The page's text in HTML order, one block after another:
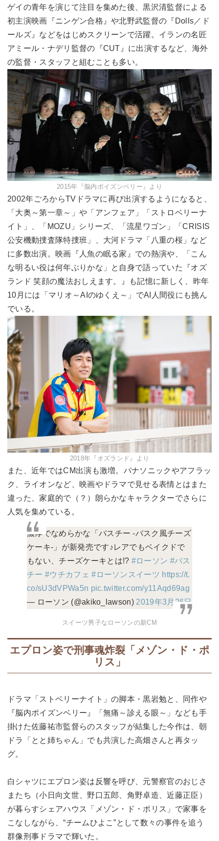
ゲイの青年を演じて注目を集めた後、黒沢清監督による
初主演映画『ニンゲン合格』や北野武監督の『Dolls／ド
ールズ』などをはじめスクリーンで活躍。イランの名匠
アミール・ナデリ監督の『CUT』に出演するなど、海外
の監督・スタッフと組むことも多い。
2015年『脳内ポイズンベリー』より
2002年ごろからTVドラマに再び出演するようになると、
「大奥～第一章～」や「アンフェア」「ストロベリーナ
イト」、「MOZU」シリーズ、「流星ワゴン」「CRISIS
公安機動捜査隊特捜班」、大河ドラマ「八重の桜」など
に多数出演。映画『人魚の眠る家』での熱演や、「こん
な明るい役は何年ぶりかな」と自身で語っていた『オズ
ランド 笑顔の魔法おしえます。』も記憶に新しく、昨年
10月には「マリオ～AIのゆくえ～」でAI人間役にも挑ん
でいる。
2018年『オズランド』より
また、近年ではCM出演も激増。パナソニックやアフラッ
ク、ライオンなど、映画やドラマで見せる表情とはまた
違った、家庭的で（？）朗らかなキャラクターでさらに
人気を集めている。
濃厚でなめらかな「バスチー -バスク風チーズ
ケーキ-」が新発売です♪レアでもベイクドで
もない、チーズケーキとは!? #ローソン #バス
チー #ウチカフェ #ローソンスイーツ https://t.
co/sU3dVPWa5n pic.twitter.com/y11Aqd69ag
— ローソン (@akiko_lawson) 2019年3月26日
スイーツ男子なローソンの新CM
エプロン姿で刑事魂炸裂「メゾン・ド・ポ
リス」
ドラマ「ストベリーナイト」の脚本・黒岩勉と、同作や
『脳内ポイズンベリー』「無痛～診える眼～」なども手
掛けた佐藤祐市監督らのスタッフが結集した今作は、朝
ドラ「とと姉ちゃん」でも共演した高畑さんと再タッ
グ。
白シャツにエプロン姿は反響を呼び、元警察官のおじさ
またち（小日向文世、野口五郎、角野卓造、近藤正臣）
が暮らすシェアハウス「メゾン・ド・ポリス」で家事を
こなしながら、“チームひよこ”として数々の事件を追う
群像刑事ドラマで輝いた。